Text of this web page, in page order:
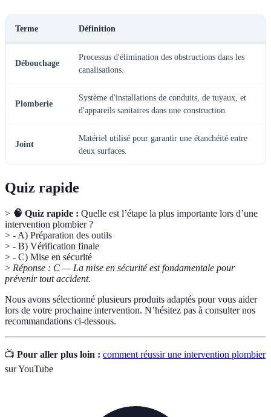
Terme Définition
Débouchage
Processus d'élimination des obstructions dans les
canalisations.
Plomberie
Système d'installations de conduits, de tuyaux, et
d'appareils sanitaires dans une construction.
Joint
Matériel utilisé pour garantir une étanchéité entre
deux surfaces.
Quiz rapide
> 🧠 Quiz rapide : Quelle est l’étape la plus importante lors d’une
intervention plombier ?
> - A) Préparation des outils
> - B) Vérification finale
> - C) Mise en sécurité
> Réponse : C — La mise en sécurité est fondamentale pour
prévenir tout accident.
Nous avons sélectionné plusieurs produits adaptés pour vous aider
lors de votre prochaine intervention. N’hésitez pas à consulter nos
recommandations ci-dessous.
📺 Pour aller plus loin : comment réussir une intervention plombier
sur YouTube